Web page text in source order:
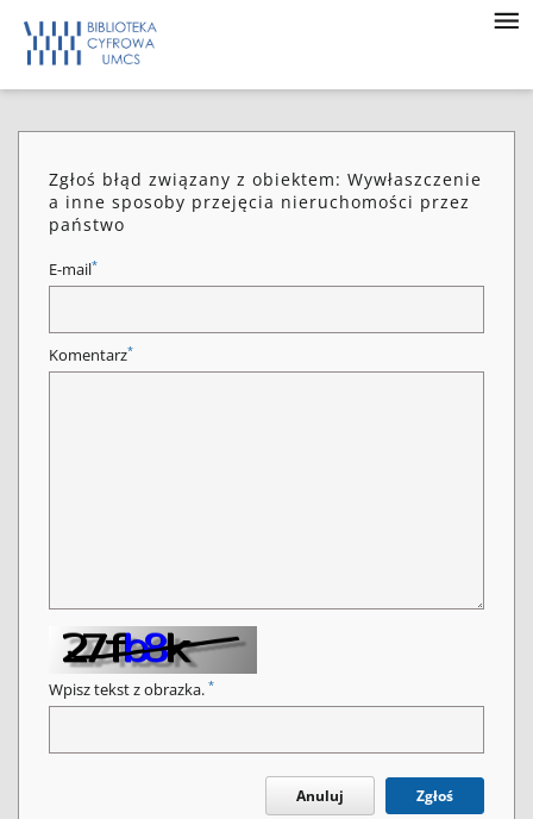
Zgłoś błąd związany z obiektem: Wywłaszczenie
a inne sposoby przejęcia nieruchomości przez
państwo
E-mail*
Komentarz*
Wpisz tekst z obrazka. *
Anuluj Zgłoś